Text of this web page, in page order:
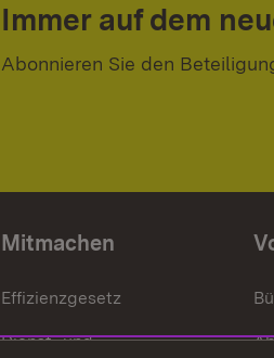
Immer auf dem
Abonnieren Sie den
Mitmachen
Effizienzgesetz
Dienst- und